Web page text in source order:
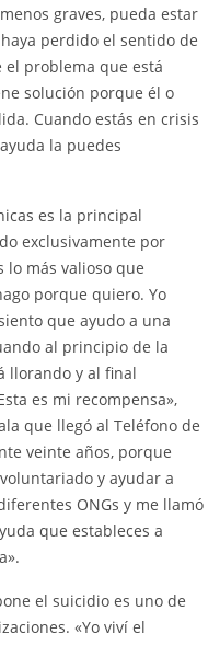
graves, pueda estar
perdido el sentido de
el problema que está
solución porque él o
Cuando estás en crisis
la puedes
es la principal
exclusivamente por
lo más valioso que
porque quiero. Yo
que ayudo a una
al principio de la
llorando y al final
es mi recompensa»,
que llegó al Teléfono de
veinte años, porque
y ayudar a
ONGs y me llamó
que estableces a
el suicidio es uno de
«Yo viví el